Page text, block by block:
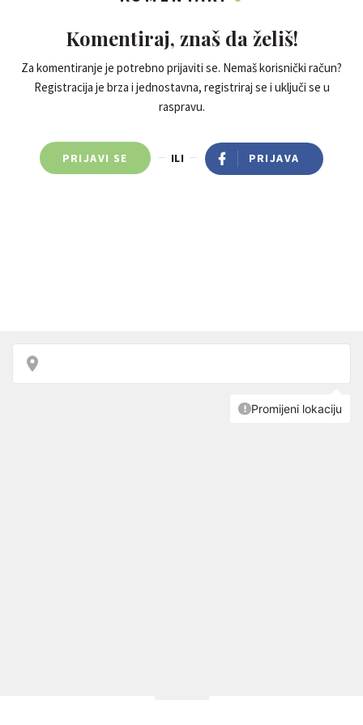
Komentiraj, znaš da želiš!
Za komentiranje je potrebno prijaviti se. Nemaš korisnički račun?
Registracija je brza i jednostavna, registriraj se i uključi se u
raspravu.
PRIJAVI SE ILI PRIJAVA